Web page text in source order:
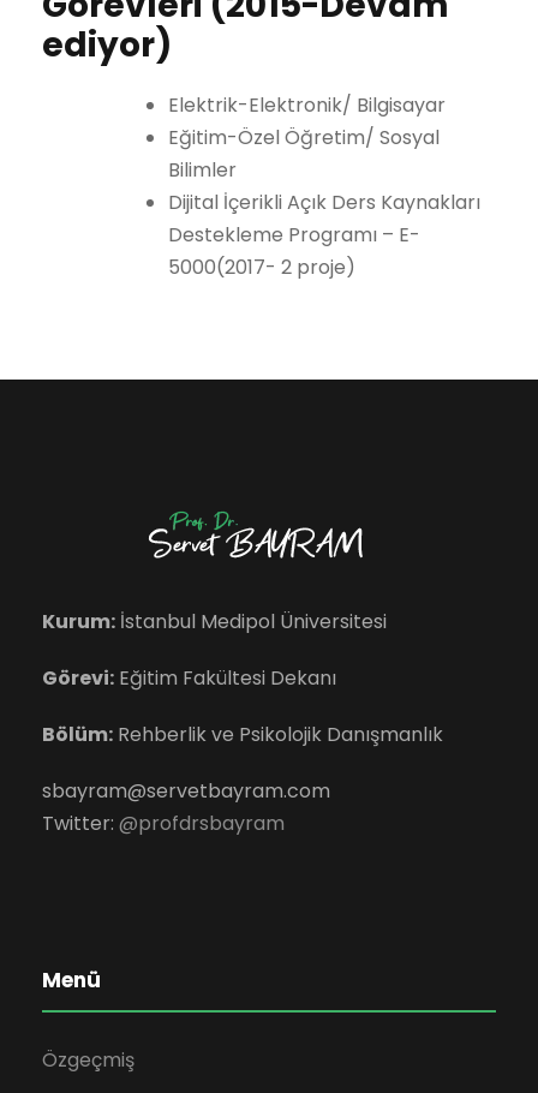
ediyor)
Elektrik-Elektronik/ Bilgisayar
Eğitim-Özel Öğretim/ Sosyal
Bilimler
Dijital İçerikli Açık Ders Kaynakları
Destekleme Programı – E-
5000(2017- 2 proje)
Kurum: İstanbul Medipol Üniversitesi
Görevi: Eğitim Fakültesi Dekanı
Bölüm: Rehberlik ve Psikolojik Danışmanlık
sbayram@servetbayram.com
Twitter: @profdrsbayram
Menü
Özgeçmiş